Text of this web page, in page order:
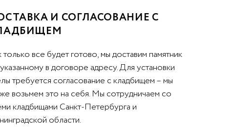
И СОГЛАСОВАНИЕ С
только все будет готово, мы доставим памятник
в договоре адресу. Для установки
требуется согласование с кладбищем – мы
возьмем это на себя. Мы сотрудничаем со
кладбищами Санкт-Петербурга и
области.